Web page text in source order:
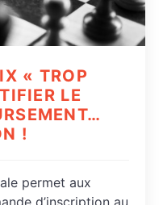
« TROP
LE
!
permet aux